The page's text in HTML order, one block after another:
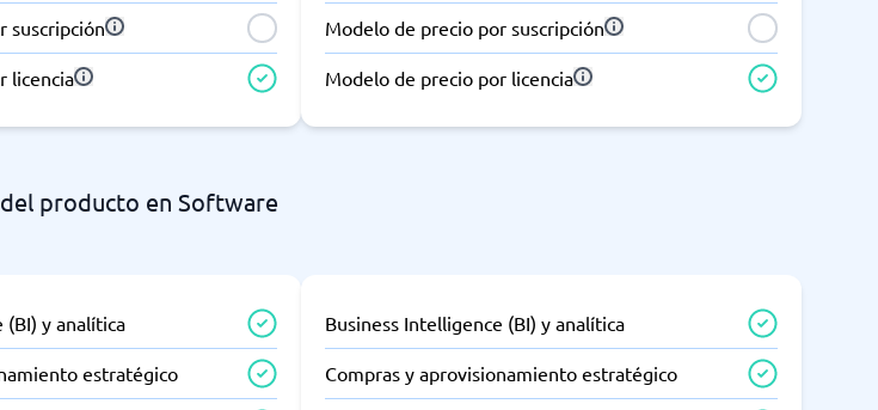
suscripción
licencia
Modelo de precio por suscripción
Modelo de precio por licencia
producto en Software
(BI) y analítica
estratégico
Business Intelligence (BI) y analítica
Compras y aprovisionamiento estratégico